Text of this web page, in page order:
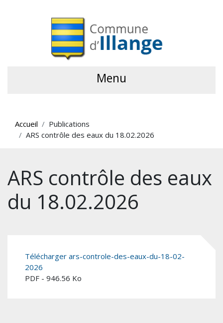
Menu
Accueil
Publications
ARS contrôle des eaux du 18.02.2026
ARS contrôle des eaux
du 18.02.2026
Télécharger ars-controle-des-eaux-du-18-02-
2026
PDF - 946.56 Ko